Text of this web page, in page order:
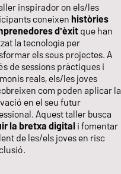
inspirador on els/les
coneixenhistòries
d'èxit que han
la tecnologia per
els seus projectes. A
de sessions pràctiques i
reals, els/les joves
com poden aplicar la
en el seu futur
Aquest taller busca
la bretxa digital i fomentar
de les/els joves en risc